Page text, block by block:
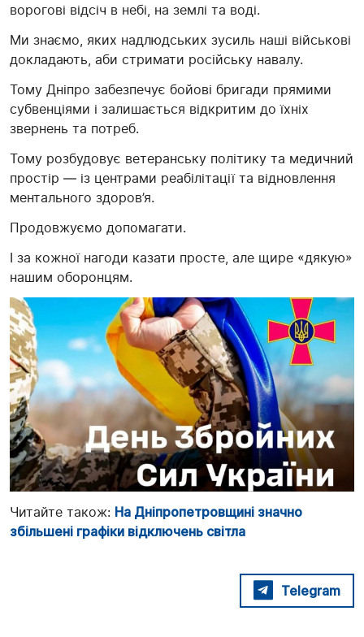
ворогові відсіч в небі, на землі та воді.
Ми знаємо, яких надлюдських зусиль наші військові
докладають, аби стримати російську навалу.
Тому Дніпро забезпечує бойові бригади прямими
субвенціями і залишається відкритим до їхніх
звернень та потреб.
Тому розбудовує ветеранську політику та медичний
простір — із центрами реабілітації та відновлення
ментального здоров’я.
Продовжуємо допомагати.
І за кожної нагоди казати просте, але щире «дякую»
нашим оборонцям.
Читайте також: На Дніпропетровщині значно
збільшені графіки відключень світла
Telegram